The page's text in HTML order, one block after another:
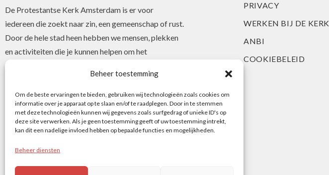
Beheer toestemming
Om de beste ervaringen te bieden, gebruiken wij technologieën zoals cookies om
informatie over je apparaat op te slaan en/of te raadplegen. Door in te stemmen
met deze technologieën kunnen wij gegevens zoals surfgedrag of unieke ID's op
deze site verwerken. Als je geen toestemming geeft of uw toestemming intrekt,
kan dit een nadelige invloed hebben op bepaalde functies en mogelijkheden.
Beheer diensten
De Protestantse Kerk Amsterdam is er voor
iedereen die zoekt naar zin, een gemeenschap of rust.
Door de hele stad heen hebben we mensen, plekken
en activiteiten die je kunnen helpen om het
christelijke geloof of je interesse hierin te ontdekken.
PRIVACY
WERKEN BIJ DE KERK
ANBI
COOKIEBELEID